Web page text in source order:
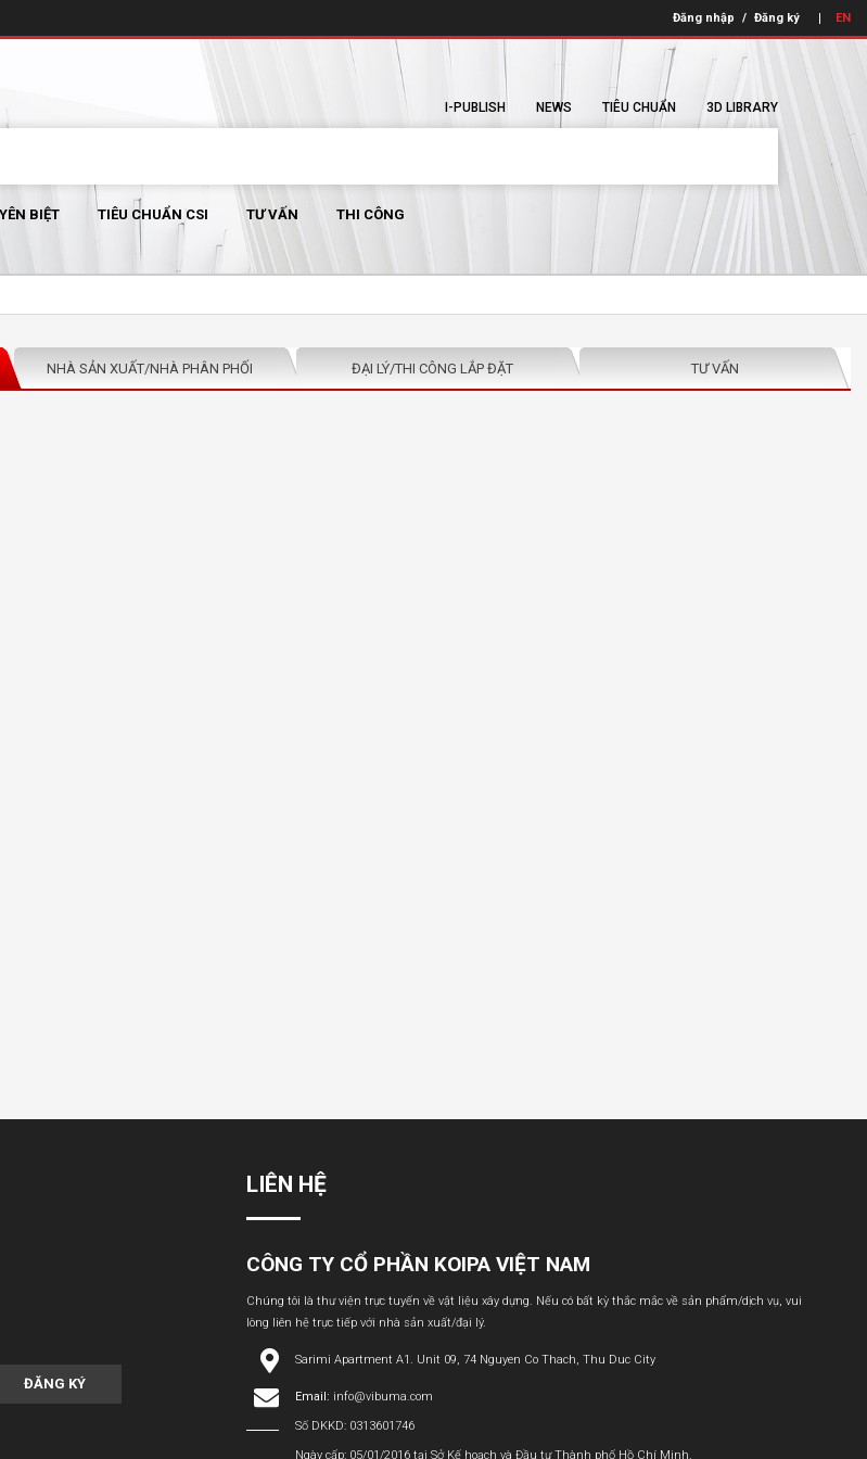
Đăng nhập / Đăng ký EN
I-PUBLISH NEWS TIÊU CHUẨN 3D LIBRARY
BIỆT TIÊU CHUẨN CSI TƯ VẤN THI CÔNG
NHÀ SẢN XUẤT/NHÀ PHÂN PHỐI ĐẠI LÝ/THI CÔNG LẮP ĐẶT TƯ VẤN
ĐĂNG KÝ
LIÊN HỆ
CÔNG TY CỔ PHẦN KOIPA VIỆT NAM
Chúng tôi là thư viện trực tuyến về vật liệu xây dựng. Nếu có bất kỳ thắc mắc về sản phẩm/dịch vụ, vui
lòng liên hệ trực tiếp với nhà sản xuất/đại lý.
Sarimi Apartment A1. Unit 09, 74 Nguyen Co Thach, Thu Duc City
Email: info@vibuma.com
Số DKKD: 0313601746
Ngày cấp: 05/01/2016 tại Sở Kế hoạch và Đầu tư Thành phố Hồ Chí Minh.